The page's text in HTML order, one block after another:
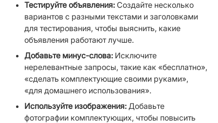
Тестируйте объявления: Создайте несколько
вариантов с разными текстами и заголовками
для тестирования, чтобы выяснить, какие
объявления работают лучше.
Добавьте минус-слова: Исключите
нерелевантные запросы, такие как «бесплатно»,
«сделать комплектующие своими руками»,
«для домашнего использования».
Используйте изображения: Добавьте
фотографии комплектующих, чтобы повысить